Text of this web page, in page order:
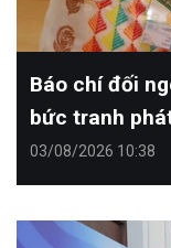
Báo chí đối
bức tranh
03/08/2026 10:38